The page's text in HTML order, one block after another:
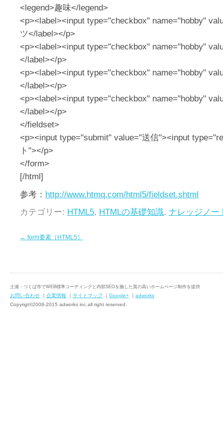
<legend>趣味</legend>
<p><label><input type="checkbox" name="hobby"
ツ</label></p>
<p><label><input type="checkbox" name="hobby"
</label></p>
<p><label><input type="checkbox" name="hobby"
</label></p>
<p><label><input type="checkbox" name="hobby"
</label></p>
</fieldset>
<p><input type="submit" value="送信"><input
ト"></p>
</form>
[/html]
参考： http://www.htmq.com/html5/fieldset.shtml
カテゴリー: HTML5, HTMLの基礎知識, ナレッジノー
← form要素［HTML5］
土浦・つくば市でWEB標準コーディングと内部SEOを施した質の高いホームページ制作を提供
お問い合わせ ｜ 企業情報 ｜ サイトマップ｜ Google+ ｜ adworks
Copyrigt©2008-2015 adworks inc.all right reserved.